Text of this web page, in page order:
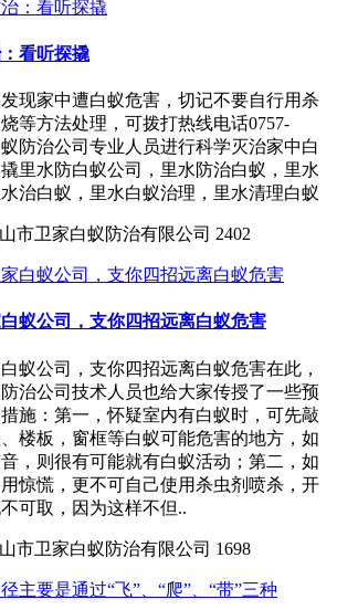
看听探撬
现家中遭白蚁危害，切记不要自行用杀
等方法处理，可拨打热线电话0757-
蚁防治公司专业人员进行科学灭治家中白
里水防白蚁公司，里水防治白蚁，里水
治白蚁，里水白蚁治理，里水清理白蚁
市卫家白蚁防治有限公司 2402
蚁公司，支你四招远离白蚁危害
蚁公司，支你四招远离白蚁危害在此，
治公司技术人员也给大家传授了一些预
施：第一，怀疑室内有白蚁时，可先敲
楼板，窗框等白蚁可能危害的地方，如
，则很有可能就有白蚁活动；第二，如
惊慌，更不可自己使用杀虫剂喷杀，开
可取，因为这样不但..
市卫家白蚁防治有限公司 1698